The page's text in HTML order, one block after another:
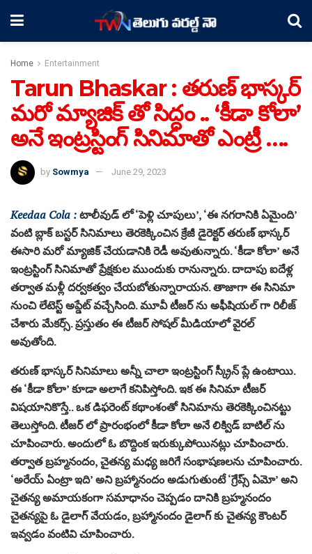
Home Entertainment
Tarun Bhaskar : తరుణ్ భాస్కర్
మరో మ్యాజిక్ తో సిద్ధం .. ‘కీడా కోలా’
అనే ఇంట్రస్టింగ్ సినిమాతో ఎంట్రీ ….
by Sowmya June 29, 2023
Keedaa Cola :టాలీవుడ్ లో ‘పెళ్లి చూపులు’, ‘ఈ నగరానికి ఏమైంది’
వంటి బ్లాక్ బస్టర్ సినిమాలు తెరకెక్కించిన క్రేజీ డైరెక్టర్ తరుణ్ భాస్కర్
ఈసారి మరో మ్యాజిక్ చేయడానికి రెడీ అవుతున్నారు. ‘కీడా కోలా’ అనే
ఇంట్రస్టింగ్ సినిమాతో ప్రేక్షకుల ముందుకు రానున్నారు. దాదాపు ఐదేళ్ల
తర్వాత మళ్లీ దర్వకత్వం చేయబోతున్నారాయన. తాజాగా ఈ సినిమా
నుంచి లేటెస్ట్ అప్డేట్ వచ్చేసింది. మూవీ టీజర్ ను అఫీషియల్ గా రిలీజ్
చేశారు మేకర్స్. ప్రస్తుతం ఈ టీజర్ సోషల్ మీడియాలో వైరల్
అవుతోంది.
తరుణ్ భాస్కర్ సినిమాలు అన్నీ చాలా ఇంట్రస్టింగ్ స్క్రీన్ ప్లే ఉంటాయి.
ఈ ‘కీడా కోలా’ కూడా అలాగే కనిపిస్తోంది. ఇక ఈ సినిమా టీజర్
విషయానికొస్తే.. ఒక డిఫరెంట్ కథాంశంతో సినిమాను తెరకెక్కించినట్టు
తెలుస్తోంది. టీజర్ లో ప్రారంభంలో కీడా కోలా అనే లిక్విడ్ బాటిల్ ను
చూపించారు. అందులో ఓ బొద్దింక ఇరుక్కుపోయినట్లు చూపించారు.
తర్వాత బ్రహ్మనందం, చైతన్య మధ్య జరిగే సంభాషణలను చూపించారు.
‘అరేయ్ ఏంట్రా ఇది’ అని బ్రహ్మానందం అడుగుతుంటే ‘గ్రెేప్స్ ఏమో’ అని
చైతన్య అమాయకంగా సమాధానం చెప్పడం దానికి బ్రహ్మనందం
చైతన్యపై ఓ డైలాగ్ వేయడం, బ్రహ్మానందం డైలాగ్ కు చైతన్య కౌంటర్
ఇవ్వడం వంటివి చూపించారు.